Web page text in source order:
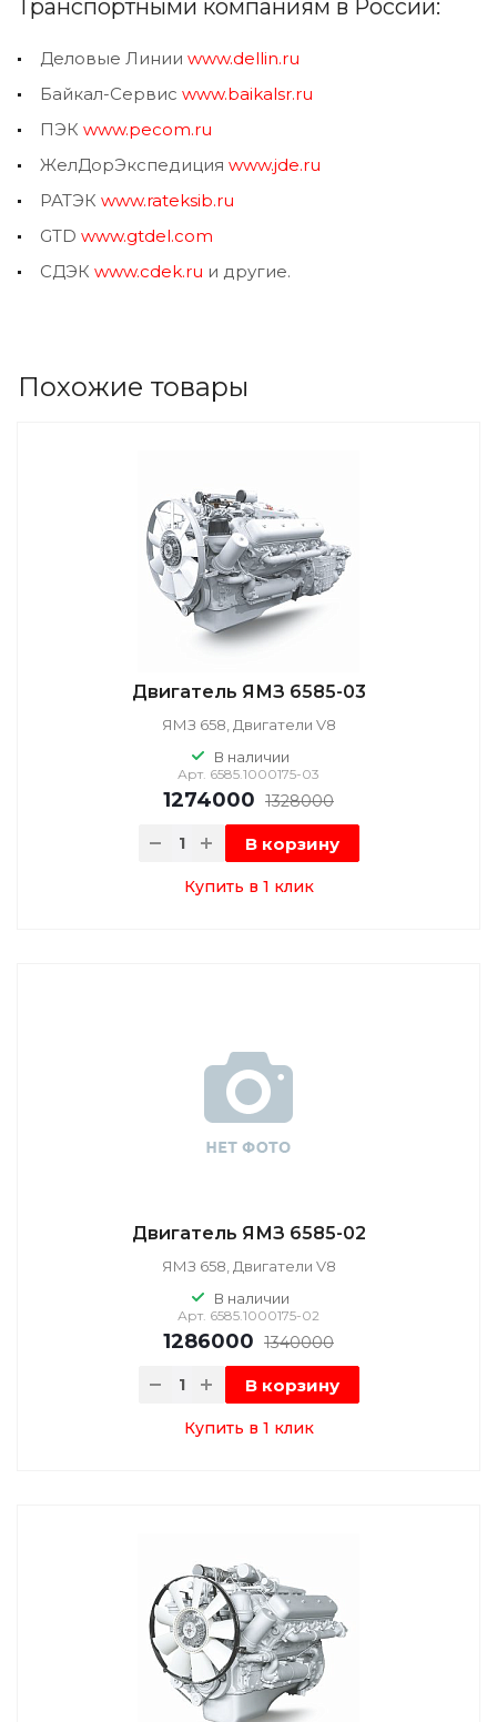
Транспортными компаниям в России:
Деловые Линии www.dellin.ru
Байкал-Сервис www.baikalsr.ru
ПЭК www.pecom.ru
ЖелДорЭкспедиция www.jde.ru
РАТЭК www.rateksib.ru
GTD www.gtdel.com
СДЭК www.cdek.ru и другие.
Похожие товары
Двигатель ЯМЗ 6585-03
ЯМЗ 658, Двигатели V8
В наличии
Арт. 6585.1000175-03
1274000 1328000
В корзину
Купить в 1 клик
Двигатель ЯМЗ 6585-02
ЯМЗ 658, Двигатели V8
В наличии
Арт. 6585.1000175-02
1286000 1340000
В корзину
Купить в 1 клик